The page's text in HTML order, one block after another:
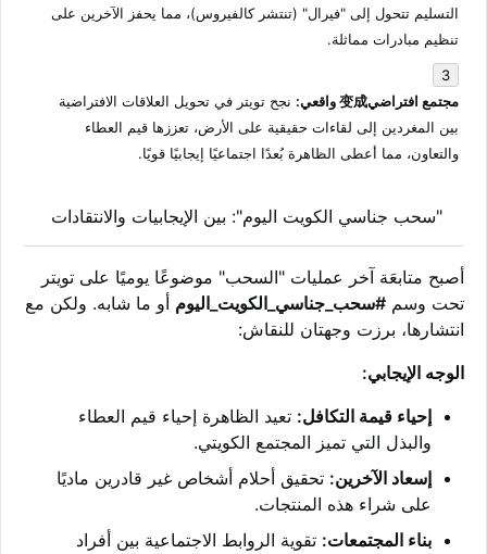
التسليم تتحول إلى "فيرال" (تنتشر كالفيروس)، مما يحفز الآخرين على
تنظيم مبادرات مماثلة.
مجتمع افتراضي变成 واقعي:
نجح تويتر في تحويل العلاقات الافتراضية
بين المغردين إلى لقاءات حقيقية على الأرض، تعززها قيم العطاء
والتعاون، مما أعطى الظاهرة بُعدًا اجتماعيًا إيجابيًا قويًا.
"سحب جناسي الكويت اليوم": بين الإيجابيات والانتقادات
أصبح متابعَة آخر عمليات "السحب" موضوعًا يوميًا على تويتر
تحت وسم #سحب_جناسي_الكويت_اليوم أو ما شابه. ولكن مع
انتشارها، برزت وجهتان للنقاش:
الوجه الإيجابي:
إحياء قيمة التكافل: تعيد الظاهرة إحياء قيم العطاء
والبذل التي تميز المجتمع الكويتي.
إسعاد الآخرين: تحقيق أحلام أشخاص غير قادرين ماديًا
على شراء هذه المنتجات.
بناء المجتمعات: تقوية الروابط الاجتماعية بين أفراد